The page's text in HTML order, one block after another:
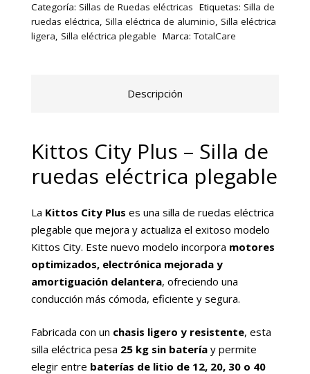
plegable
de
Categoría: Sillas de Ruedas eléctricas Etiquetas: Silla de
ruedas eléctrica, Silla eléctrica de aluminio, Silla eléctrica
ligera, Silla eléctrica plegable Marca:TotalCare
Descripción
Kittos City Plus – Silla de
ruedas eléctrica plegable
La Kittos City Plus es una silla de ruedas eléctrica
plegable que mejora y actualiza el exitoso modelo
Kittos City. Este nuevo modelo incorpora motores
optimizados, electrónica mejorada y
amortiguación delantera, ofreciendo una
conducción más cómoda, eficiente y segura.
Fabricada con un chasis ligero y resistente, esta
silla eléctrica pesa 25 kg sin batería y permite
elegir entre baterías de litio de 12, 20, 30 o 40